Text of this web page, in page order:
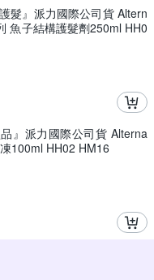
髮』派力國際公司貨 Altern
魚子結構護髮劑250ml HH0
』派力國際公司貨 Alterna
100ml HH02 HM16